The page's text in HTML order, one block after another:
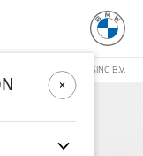
SPORTSMERCHANDISING B.V.